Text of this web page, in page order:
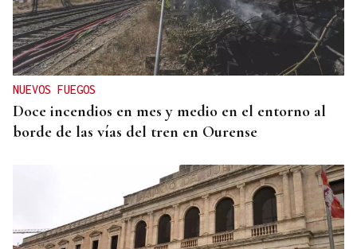
NUEVOS FUEGOS
Doce incendios en mes y medio en el entorno al
borde de las vías del tren en Ourense